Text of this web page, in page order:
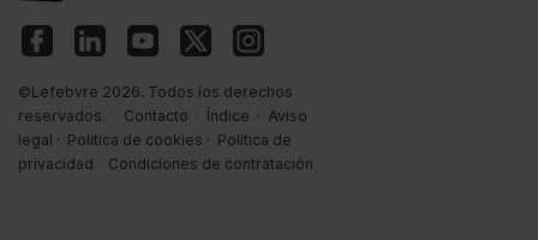
©Lefebvre 2026. Todos los derechos
reservados.
Contacto · Índice · Aviso
legal · Política de cookies · Política de
privacidad · Condiciones de contratación